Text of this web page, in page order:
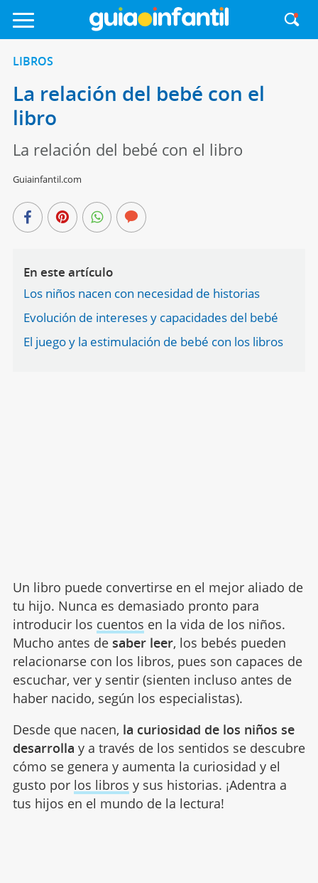
LIBROS
La relación del bebé con el
libro
La relación del bebé con el libro
Guiainfantil.com
En este artículo
Los niños nacen con necesidad de historias
Evolución de intereses y capacidades del bebé
El juego y la estimulación de bebé con los libros
Un libro puede convertirse en el mejor aliado de
tu hijo. Nunca es demasiado pronto para
introducir los cuentos en la vida de los niños.
Mucho antes de saber leer, los bebés pueden
relacionarse con los libros, pues son capaces de
escuchar, ver y sentir (sienten incluso antes de
haber nacido, según los especialistas).
Desde que nacen, la curiosidad de los niños se
desarrolla y a través de los sentidos se descubre
cómo se genera y aumenta la curiosidad y el
gusto por los libros y sus historias. ¡Adentra a
tus hijos en el mundo de la lectura!